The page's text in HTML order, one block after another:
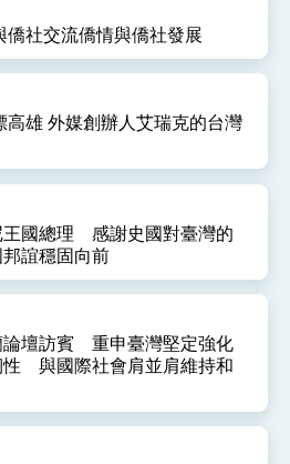
僑社交流僑情與僑社發展
高雄 外媒創辦人艾瑞克的台灣
王國總理 感謝史國對臺灣的
誼穩固向前
論壇訪賓 重申臺灣堅定強化
性 與國際社會肩並肩維持和